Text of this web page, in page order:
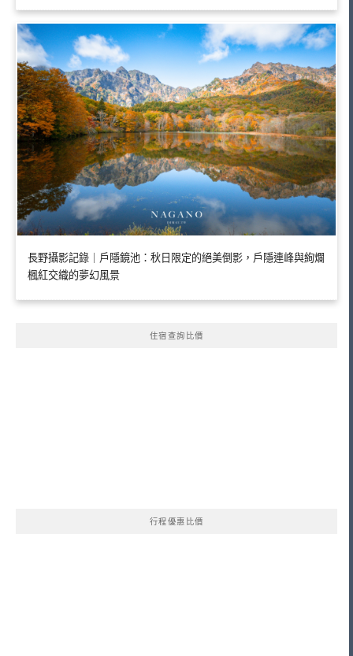
長野攝影記錄｜戶隱鏡池：秋日限定的絕美倒影，戶隱連峰與絢爛
楓紅交織的夢幻風景
住宿查詢比價
行程優惠比價